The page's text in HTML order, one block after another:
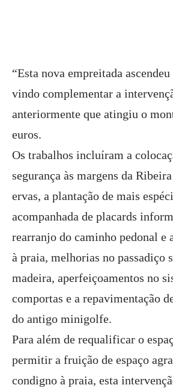
“Esta nova empreitada
vindo complementar a
anteriormente que atingiu o
euros.
Os trabalhos incluíram a
segurança às margens da
ervas, a plantação de mais
acompanhada de placards
rearranjo do caminho pedonal e
à praia, melhorias no passadiço
madeira, aperfeiçoamentos no
comportas e a repavimentação
do antigo minigolfe.
Para além de requalificar o
permitir a fruição de espaço
condigno à praia, esta